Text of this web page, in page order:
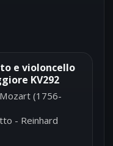
e violoncello
KV292
(1756-
- Reinhard